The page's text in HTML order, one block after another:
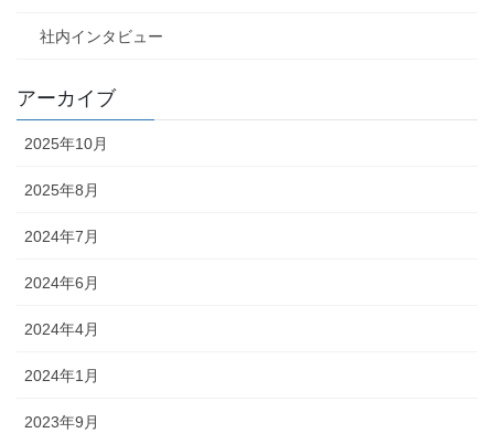
社内インタビュー
アーカイブ
2025年10月
2025年8月
2024年7月
2024年6月
2024年4月
2024年1月
2023年9月